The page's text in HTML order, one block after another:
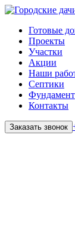
Готовые
Проекты
Участки
Акции
Наши
Септики
Фундамент
Контакты
Заказать звонок